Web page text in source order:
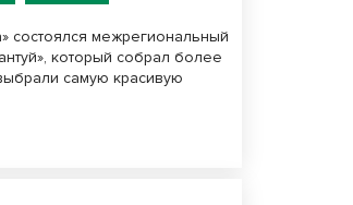
состоялся межрегиональный
который собрал более
самую красивую